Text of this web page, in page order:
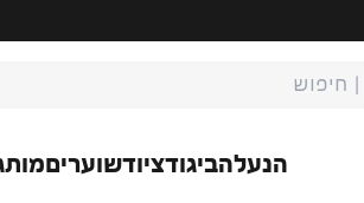
פתיחת חיפוש
הנעלהביגודציודשוערים